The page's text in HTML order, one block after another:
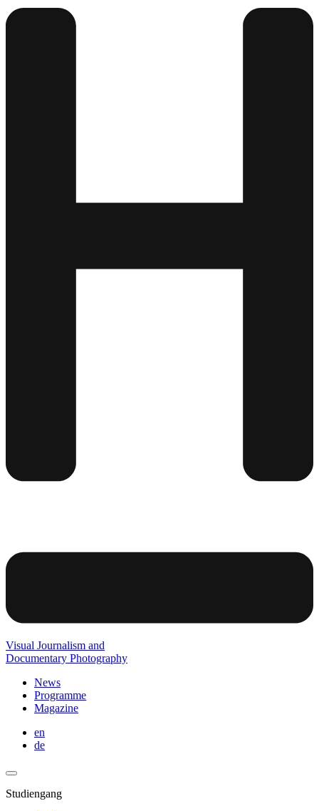
Visual Journalism and
Documentary Photography
News
Programme
Magazine
en
de
Studiengang